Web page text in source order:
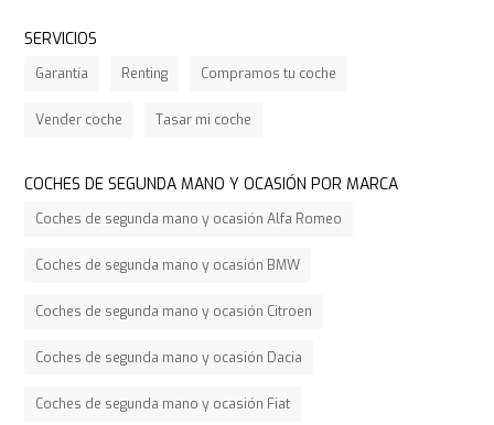
SERVICIOS
Garantía Renting Compramos tu coche
Vender coche Tasar mi coche
COCHES DE SEGUNDA MANO Y OCASIÓN POR MARCA
Coches de segunda mano y ocasión Alfa Romeo
Coches de segunda mano y ocasión BMW
Coches de segunda mano y ocasión Citroen
Coches de segunda mano y ocasión Dacia
Coches de segunda mano y ocasión Fiat